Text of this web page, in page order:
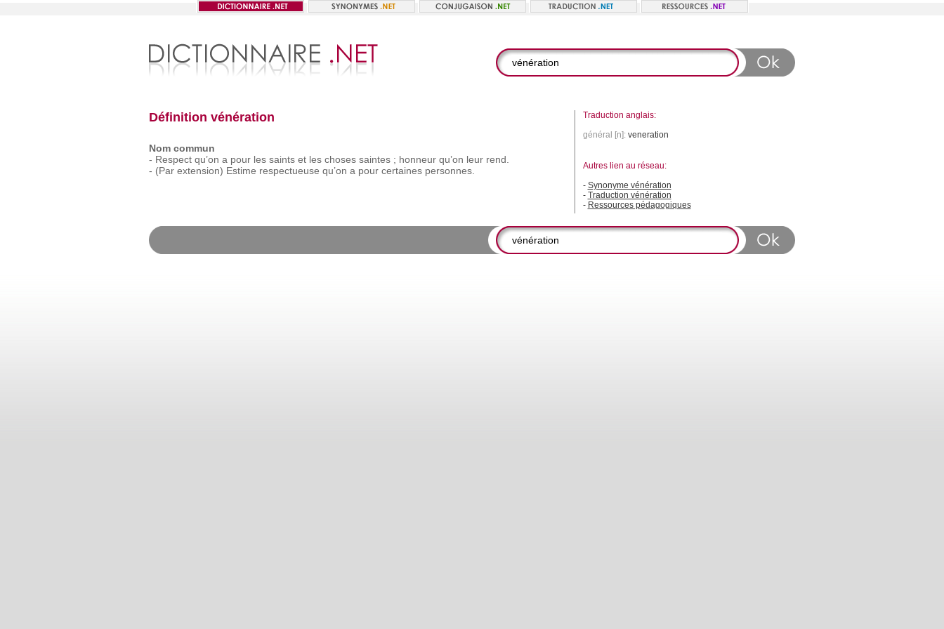
Définition vénération
Nom commun
- Respect qu’on a pour les saints et les choses saintes ; honneur qu’on leur rend.
- (Par extension) Estime respectueuse qu’on a pour certaines personnes.
Traduction anglais:
général [n]: veneration
Autres lien au réseau:
- Synonyme vénération
- Traduction vénération
- Ressources pédagogiques